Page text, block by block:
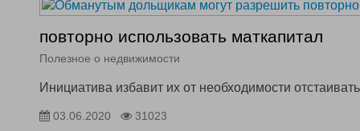
повторно использовать маткапитал
Полезное о недвижимости
Инициатива избавит их от необходимости
03.06.2020 31023